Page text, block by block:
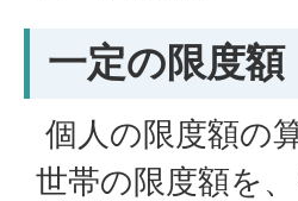
一定の限度額
個人の限度額の
世帯の限度額を